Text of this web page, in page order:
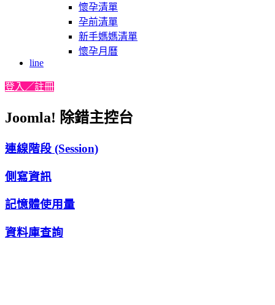
懷孕清單
孕前清單
新手媽媽清單
懷孕月曆
line
登入／註冊
Joomla! 除錯主控台
連線階段 (Session)
側寫資訊
記憶體使用量
資料庫查詢